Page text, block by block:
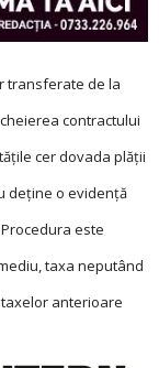
transferate de la
contractului
cer dovada plăţii
deţine o evidenţă
este
taxa neputând
anterioare